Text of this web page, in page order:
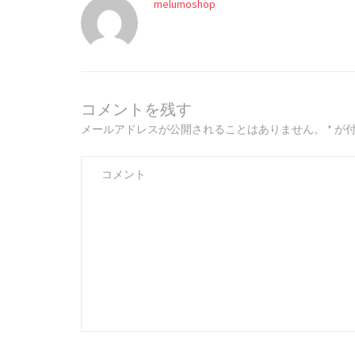
melumoshop
コメントを残す
メールアドレスが公開されることはありません。 * が